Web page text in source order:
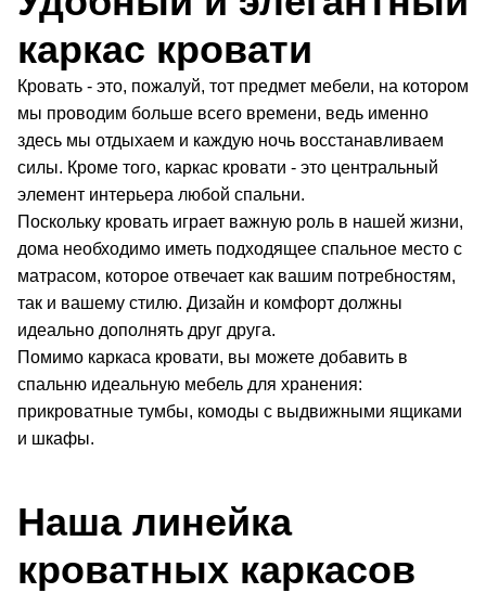
каркас кровати
Кровать - это, пожалуй, тот предмет мебели, на котором
мы проводим больше всего времени, ведь именно
здесь мы отдыхаем и каждую ночь восстанавливаем
силы. Кроме того, каркас кровати - это центральный
элемент интерьера любой спальни.
Поскольку кровать играет важную роль в нашей жизни,
дома необходимо иметь подходящее спальное место с
матрасом, которое отвечает как вашим потребностям,
так и вашему стилю. Дизайн и комфорт должны
идеально дополнять друг друга.
Помимо каркаса кровати, вы можете добавить в
спальню идеальную мебель для хранения:
прикроватные тумбы, комоды с выдвижными ящиками
и шкафы.
Наша линейка
кроватных каркасов